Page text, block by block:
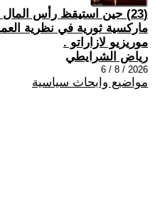
(23) حين استيقظ رأس
ماركسية ثورية في نظرية
موريزيو لازاراتو .
رياض الشرايطي
2026 / 8 / 6
مواضيع وابحاث سياسية